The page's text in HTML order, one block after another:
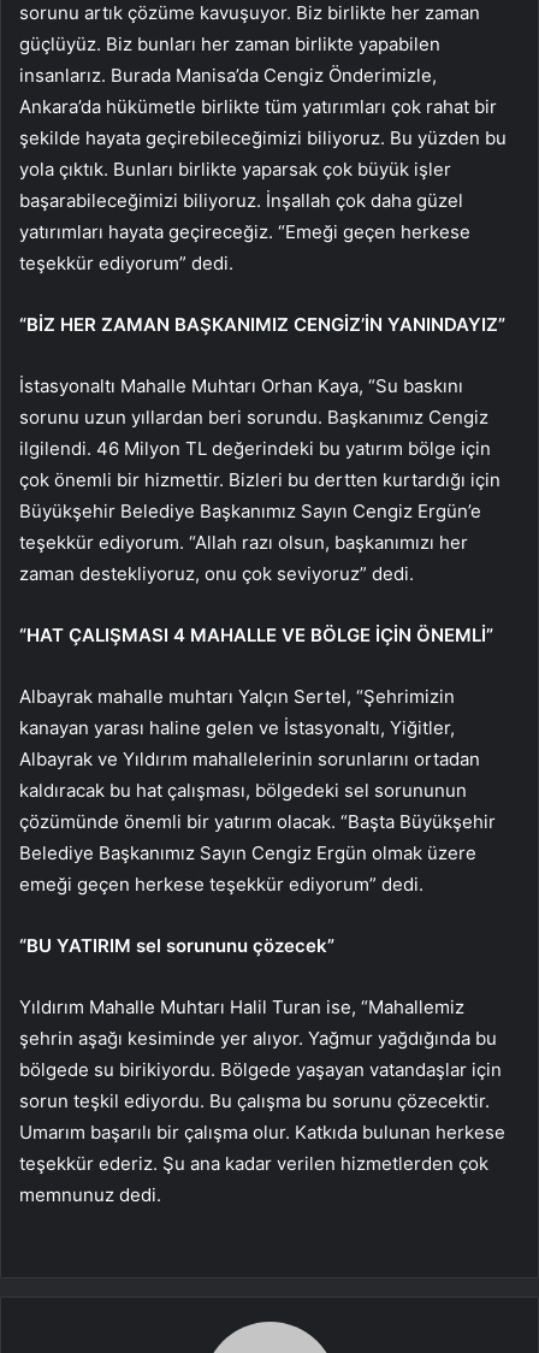
sorunu artık çözüme kavuşuyor. Biz birlikte her zaman
güçlüyüz. Biz bunları her zaman birlikte yapabilen
insanlarız. Burada Manisa’da Cengiz Önderimizle,
Ankara’da hükümetle birlikte tüm yatırımları çok rahat bir
şekilde hayata geçirebileceğimizi biliyoruz. Bu yüzden bu
yola çıktık. Bunları birlikte yaparsak çok büyük işler
başarabileceğimizi biliyoruz. İnşallah çok daha güzel
yatırımları hayata geçireceğiz. “Emeği geçen herkese
teşekkür ediyorum” dedi.
“BİZ HER ZAMAN BAŞKANIMIZ CENGİZ’İN YANINDAYIZ”
İstasyonaltı Mahalle Muhtarı Orhan Kaya, “Su baskını
sorunu uzun yıllardan beri sorundu. Başkanımız Cengiz
ilgilendi. 46 Milyon TL değerindeki bu yatırım bölge için
çok önemli bir hizmettir. Bizleri bu dertten kurtardığı için
Büyükşehir Belediye Başkanımız Sayın Cengiz Ergün’e
teşekkür ediyorum. “Allah razı olsun, başkanımızı her
zaman destekliyoruz, onu çok seviyoruz” dedi.
“HAT ÇALIŞMASI 4 MAHALLE VE BÖLGE İÇİN ÖNEMLİ”
Albayrak mahalle muhtarı Yalçın Sertel, “Şehrimizin
kanayan yarası haline gelen ve İstasyonaltı, Yiğitler,
Albayrak ve Yıldırım mahallelerinin sorunlarını ortadan
kaldıracak bu hat çalışması, bölgedeki sel sorununun
çözümünde önemli bir yatırım olacak. “Başta Büyükşehir
Belediye Başkanımız Sayın Cengiz Ergün olmak üzere
emeği geçen herkese teşekkür ediyorum” dedi.
“BU YATIRIM sel sorununu çözecek”
Yıldırım Mahalle Muhtarı Halil Turan ise, “Mahallemiz
şehrin aşağı kesiminde yer alıyor. Yağmur yağdığında bu
bölgede su birikiyordu. Bölgede yaşayan vatandaşlar için
sorun teşkil ediyordu. Bu çalışma bu sorunu çözecektir.
Umarım başarılı bir çalışma olur. Katkıda bulunan herkese
teşekkür ederiz. Şu ana kadar verilen hizmetlerden çok
memnunuz dedi.